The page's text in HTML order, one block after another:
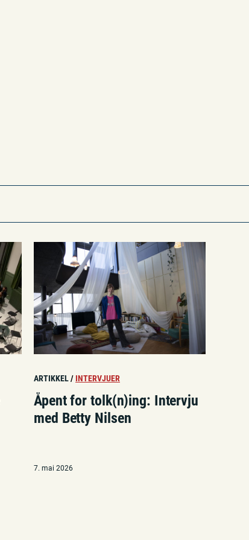
ARTIKKEL/ INTERVJUER
Åpent for tolk(n)ing: Intervju
med Betty Nilsen
7. mai 2026